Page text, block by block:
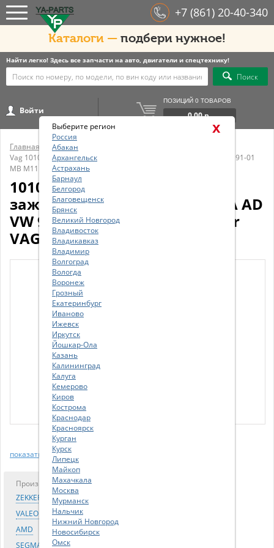
+7 (861) 20-40-340
Каталоги — подбери нужное!
Найти легко! Здесь все запчасти на авто, двигатели и спецтехнику!
Поиск
Войти
ПОЗИЦИЙ 0 ТОВАРОВ
0.00 р.
Главная Бренды
Vag 101000033AA Свеча зажигания VAG 101 000 033AA AD VW 91-01
MB M111 Kompressor VAG 101000033AA
101000033AA VAG Свеча
зажигания VAG 101 000 033AA AD
VW 91-01 MB M111 Kompressor
VAG 101000033AA
показать еще
Производитель
ZEKKERT
VALEO PHC
AMD
SEGMATIC
x
Выберите регион
Россия
Абакан
Архангельск
Астрахань
Барнаул
Белгород
Благовещенск
Брянск
Великий Новгород
Владивосток
Владикавказ
Владимир
Волгоград
Вологда
Воронеж
Грозный
Екатеринбург
Иваново
Ижевск
Иркутск
Йошкар-Ола
Казань
Калининград
Калуга
Кемерово
Киров
Кострома
Краснодар
Красноярск
Курган
Курск
Липецк
Майкоп
Махачкала
Москва
Мурманск
Нальчик
Нижний Новгород
Новосибирск
Омск